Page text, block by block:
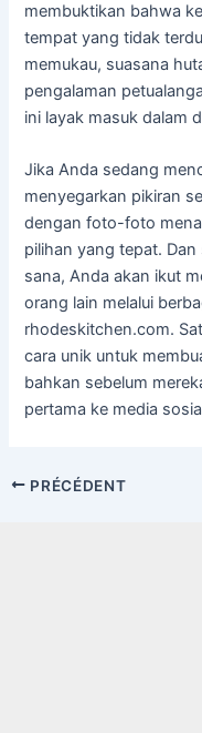
membuktikan bahwa
tempat yang tidak
memukau, suasana
pengalaman
ini layak masuk dalam
Jika Anda sedang
menyegarkan pikiran
dengan foto-foto
pilihan yang tepat.
sana, Anda akan ikut
orang lain melalui
rhodeskitchen.com.
cara unik untuk
bahkan sebelum
pertama ke media
Navigation
PRÉCÉDENT